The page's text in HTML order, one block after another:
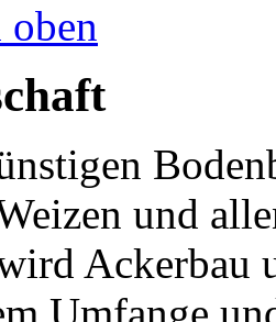
und
Ackerbau